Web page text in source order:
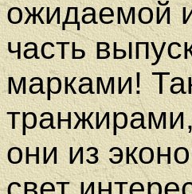
ожидаемой
часть
марками!
они из